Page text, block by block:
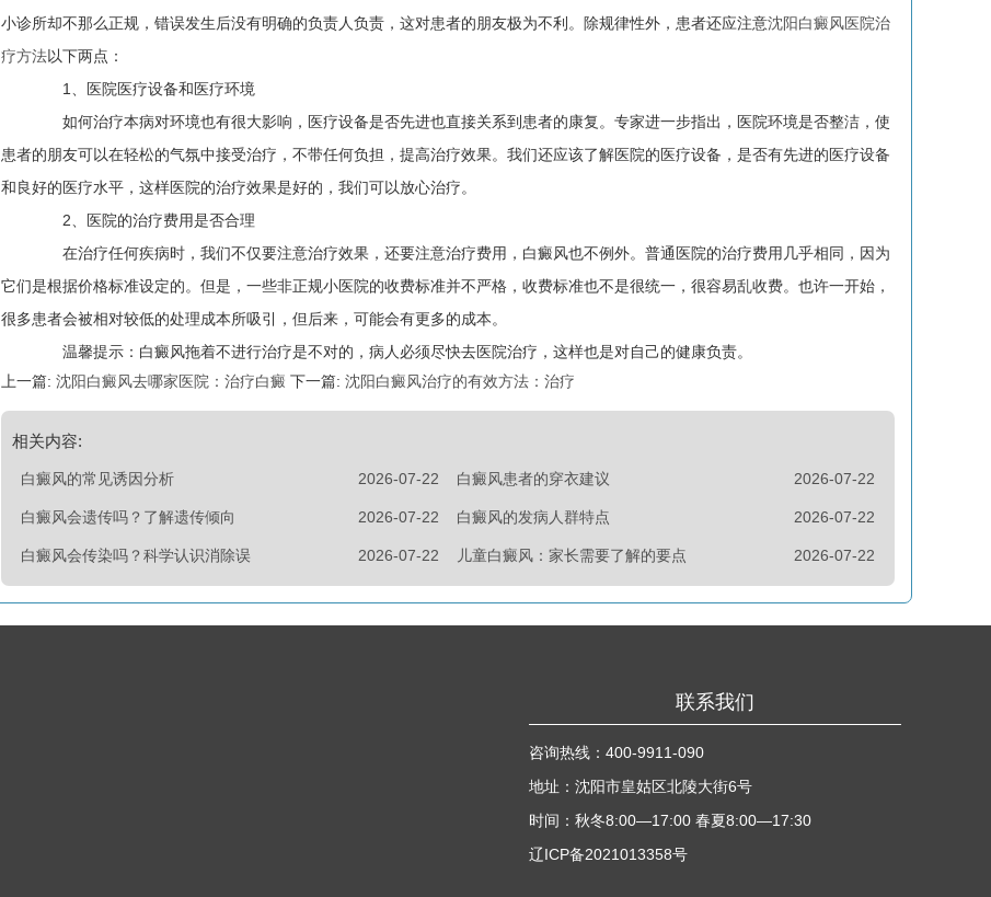
小诊所却不那么正规，错误发生后没有明确的负责人负责，这对患者的朋友极为不利。除规律性外，患者还应注意沈阳白癜风医院治
疗方法以下两点：
1、医院医疗设备和医疗环境
如何治疗本病对环境也有很大影响，医疗设备是否先进也直接关系到患者的康复。专家进一步指出，医院环境是否整洁，使
患者的朋友可以在轻松的气氛中接受治疗，不带任何负担，提高治疗效果。我们还应该了解医院的医疗设备，是否有先进的医疗设备
和良好的医疗水平，这样医院的治疗效果是好的，我们可以放心治疗。
2、医院的治疗费用是否合理
在治疗任何疾病时，我们不仅要注意治疗效果，还要注意治疗费用，白癜风也不例外。普通医院的治疗费用几乎相同，因为
它们是根据价格标准设定的。但是，一些非正规小医院的收费标准并不严格，收费标准也不是很统一，很容易乱收费。也许一开始，
很多患者会被相对较低的处理成本所吸引，但后来，可能会有更多的成本。
温馨提示：白癜风拖着不进行治疗是不对的，病人必须尽快去医院治疗，这样也是对自己的健康负责。
上一篇: 沈阳白癜风去哪家医院：治疗白癜 下一篇: 沈阳白癜风治疗的有效方法：治疗
相关内容:
2026-07-22
白癜风的常见诱因分析 2026-07-22
白癜风患者的穿衣建议
2026-07-22
白癜风会遗传吗？了解遗传倾向 2026-07-22
白癜风的发病人群特点
2026-07-22
白癜风会传染吗？科学认识消除误 2026-07-22
儿童白癜风：家长需要了解的要点
联系我们
咨询热线： 400-9911-090
地址：沈阳市皇姑区北陵大街6号
时间：秋冬8:00—17:00 春夏8:00—17:30
辽ICP备2021013358号